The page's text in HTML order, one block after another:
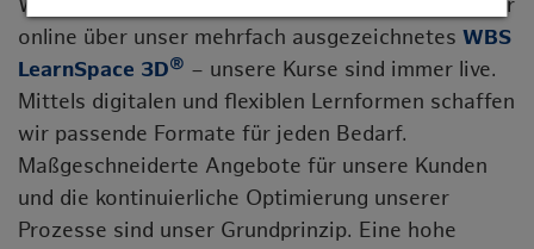
Wir lieben lebendigen Austausch. Ob Präsenz oder
online über unser mehrfach ausgezeichnetes WBS
LearnSpace 3D® – unsere Kurse sind immer live.
Mittels digitalen und flexiblen Lernformen schaffen
wir passende Formate für jeden Bedarf.
Maßgeschneiderte Angebote für unsere Kunden
und die kontinuierliche Optimierung unserer
Prozesse sind unser Grundprinzip. Eine hohe